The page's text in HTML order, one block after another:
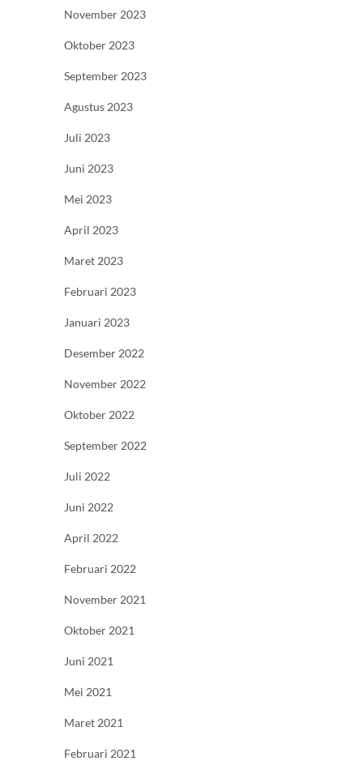
November 2023
Oktober 2023
September 2023
Agustus 2023
Juli 2023
Juni 2023
Mei 2023
April 2023
Maret 2023
Februari 2023
Januari 2023
Desember 2022
November 2022
Oktober 2022
September 2022
Juli 2022
Juni 2022
April 2022
Februari 2022
November 2021
Oktober 2021
Juni 2021
Mei 2021
Maret 2021
Februari 2021